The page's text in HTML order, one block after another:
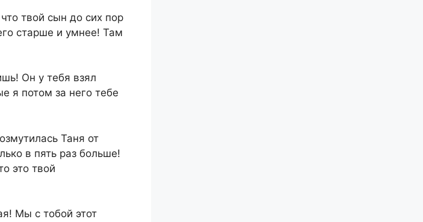
твой сын до сих пор
старше и умнее! Там
Он у тебя взял
я потом за него тебе
Таня от
в пять раз больше!
это твой
Мы с тобой этот